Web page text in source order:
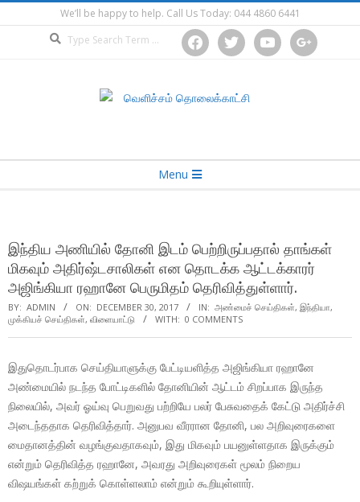
to
We’ll be happy to help. Call Us Today: 044 4860 6441
facebooktwitter youtube google
Menu
இந்திய அணியில் தோனி இடம் பெற்றிருப்பதால் தாங்கள்
மிகவும் அதிர்ஷ்டசாலிகள் என தொடக்க ஆட்டக்காரர்
அஜிங்கியா ரஹானே பெருமிதம் தெரிவித்துள்ளார்.
BY: ADMIN ON: DECEMBER 30, 2017 IN: அண்மைச் செய்திகள், இந்தியா,
முக்கியச் செய்திகள், விளையாட்டு WITH: 0 COMMENTS
இதுதொடர்பாக செய்தியாளுக்கு பேட்டியளித்த அஜிங்கியா ரஹானே
அண்மையில் நடந்த போட்டிகளில் தோனியின் ஆட்டம் சிறப்பாக இருந்த
நிலையில், அவர் ஓய்வு பெறுவது பற்றியே பலர் பேசுவதைக் கேட்டு அதிர்ச்சி
அடைந்ததாக தெரிவித்தார். அனுபவ வீரரான தோனி, பல அறிவுரைகளை
மைதானத்தின் வழங்குவதாகவும், இது மிகவும் பயனுள்ளதாக இருக்கும்
என்றும் தெரிவித்த ரஹானே, அவரது அறிவுரைகள் மூலம் நிறைய
விஷயங்கள் கற்றுக் கொள்ளலாம் என்றும் கூறியுள்ளார்.